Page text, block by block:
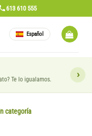
613 610 555
Español
Te lo igualamos.
categoría